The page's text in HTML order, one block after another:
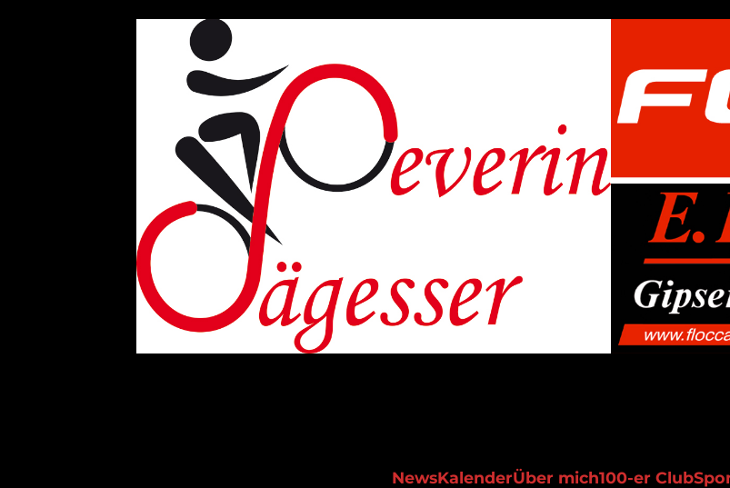
NewsKalenderÜber mich100-er Club